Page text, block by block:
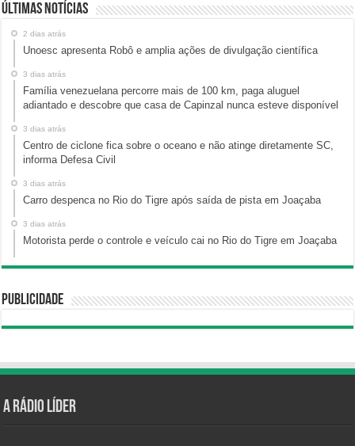
Últimas Notícias
2 dias atrás
Unoesc apresenta Robô e amplia ações de divulgação científica
3 dias atrás
Família venezuelana percorre mais de 100 km, paga aluguel
adiantado e descobre que casa de Capinzal nunca esteve disponível
3 dias atrás
Centro de ciclone fica sobre o oceano e não atinge diretamente SC,
informa Defesa Civil
3 dias atrás
Carro despenca no Rio do Tigre após saída de pista em Joaçaba
3 dias atrás
Motorista perde o controle e veículo cai no Rio do Tigre em Joaçaba
Publicidade
A Rádio Líder